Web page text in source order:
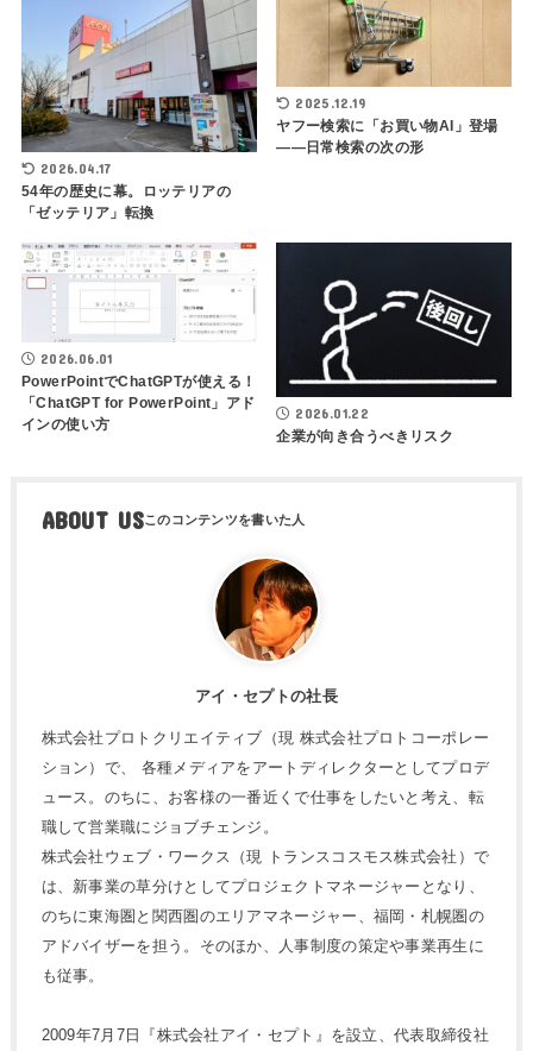
2026.04.17
54年の歴史に幕。ロッテリアの
「ゼッテリア」転換
2025.12.19
ヤフー検索に「お買い物AI」登場
――日常検索の次の形
2026.06.01
PowerPointでChatGPTが使える！
「ChatGPT for PowerPoint」アド
インの使い方
2026.01.22
企業が向き合うべきリスク
ABOUT US
アイ・セプトの社長
株式会社プロトクリエイティブ（現 株式会社プロトコーポレー
ション）で、 各種メディアをアートディレクターとしてプロデ
ュース。のちに、お客様の一番近くで仕事をしたいと考え、転
職して営業職にジョブチェンジ。
株式会社ウェブ・ワークス（現 トランスコスモス株式会社）で
は、新事業の草分けとしてプロジェクトマネージャーとなり、
のちに東海圏と関西圏のエリアマネージャー、福岡・札幌圏の
アドバイザーを担う。そのほか、人事制度の策定や事業再生に
も従事。
2009年7月7日『株式会社アイ・セプト』を設立、代表取締役社